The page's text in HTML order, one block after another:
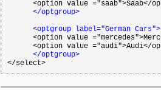
<option value ="saab">Saab</
</optgroup>
<optgroup label="German Cars">
<option value
<option value ="audi">Audi</
</optgroup>